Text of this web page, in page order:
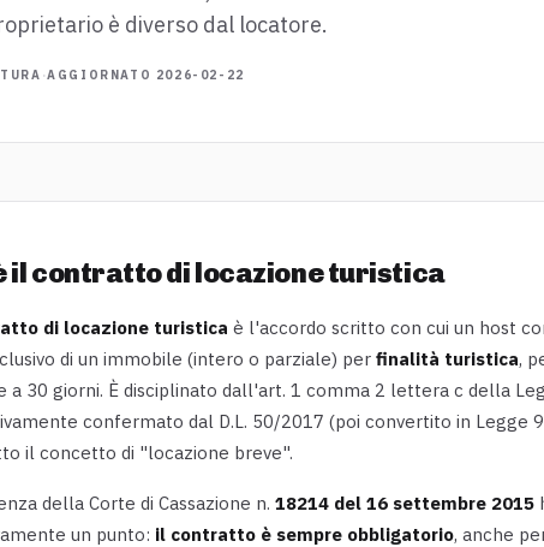
è diverso dal locatore.
·AGGIORNATO 2026-02-22
il contratto di locazione turistica
di locazione turistica è l'accordo scritto con cui un host
di un immobile (intero o parziale) per finalità turistica,
a 30 giorni. È disciplinato dall'art. 1 comma 2 lettera c della
confermato dal D.L. 50/2017 (poi convertito in Legge
il concetto di "locazione breve".
della Corte di Cassazione n. 18214 del 16 settembre 2015
un punto: il contratto è sempre obbligatorio, anche